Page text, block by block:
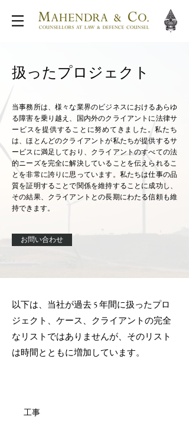
扱ったプロジェクト
当事務所は、様々な業界のビジネスにおけるあらゆ
る障害を乗り越え、国内外のクライアントに法律サ
ービスを提供することに努めてきました。私たち
は、ほとんどのクライアントが私たちが提供するサ
ービスに満足しており、クライアントのすべての法
的ニーズを完全に解決していることを伝えられるこ
とを非常に誇りに思っています。私たちは仕事の品
質を証明することで関係を維持することに成功し、
その結果、クライアントとの長期にわたる信頼も維
持できます。
お問い合わせ
以下は、当社が過去 5 年間に扱ったプロ
ジェクト、ケース、クライアントの完全
なリストではありませんが、そのリスト
は時間とともに増加しています。
工事